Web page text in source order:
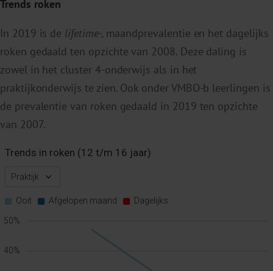
Trends roken
In 2019 is de lifetime-, maandprevalentie en het dagelijks
roken gedaald ten opzichte van 2008. Deze daling is
zowel in het cluster 4-onderwijs als in het
praktijkonderwijs te zien. Ook onder VMBO-b leerlingen is
de prevalentie van roken gedaald in 2019 ten opzichte
van 2007.